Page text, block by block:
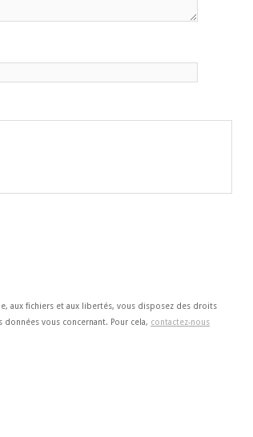
aux fichiers et aux libertés, vous disposez des droits
vous concernant. Pour cela, contactez-nous